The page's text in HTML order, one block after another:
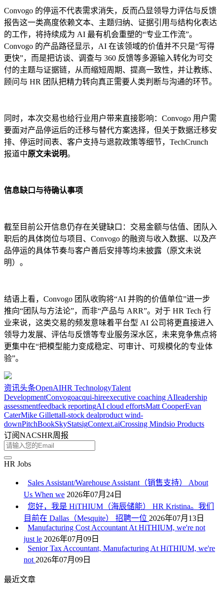
Convogo 的停运不代表需求消失，反而凸显领导力评估与反馈
报告这一类高度依赖文本、主题归纳、证据引用与结构化表达
的工作，将持续成为 AI 最有机会重塑的“专业工作流”。
Convogo 的产品路径显示，AI 在该领域的价值并不只是“写得
更快”，而是把访谈、调查与 360 反馈等多源输入转化为可交
付的主题与证据链，从而缩短周期、提高一致性，并让教练、
顾问与 HR 团队把精力转向真正需要人类判断与沟通的环节。
同时，本次交易也给行业用户带来直接影响：Convogo 用户需
要面对产品停运后的迁移与替代方案选择，但关于数据迁移安
排、停运时间表、客户支持与退款政策等细节，TechCrunch
报道中原文未说明。
信息缺口与待确认事项
截至目前公开信息仍存在关键缺口：交易金额与估值、团队入
职后的具体岗位与项目、Convogo 的融资与收入数据、以及产
品停运的具体节奏与客户善后安排等均未披露（原文未说
明）。
结语上看，Convogo 团队收购将“AI 并购的价值单位”进一步
推向“团队与方法论”，而非“产品与 ARR”。对于 HR Tech 行
业来说，这类交易的频发意味着平台型 AI 公司将更直接进入
领导力发展、评估与反馈等专业服务深水区，未来竞争焦点将
更集中在“把模型能力变成稳定、可审计、可规模化的专业体
验”。
资讯头条OpenAIHR TechnologyTalent
DevelopmentConvogoacqui-hireexecutive coaching AIleadership
assessmentfeedback reportingAI cloud effortsMatt CooperEvan
CaterMike Gillettall-stock dealproduct wind-
downPitchBookSkyStatsigContext.aiCrossing Mindsio Products
订阅NACSHR周报
HR Jobs
Sales Assistant/Warehouse Assistant（销售支持） About
Us When we 2026年07月24日
您好，我是 HiTHIUM（海辰储能） HR Kristina。我们
目前在 Dallas（Mesquite） 招聘一位 2026年07月13日
Manufacturing Cost Accountant At HiTHIUM, we're not
just le 2026年07月09日
Senior Tax Accountant, Manufacturing At HiTHIUM, we're
not 2026年07月09日
最近文章